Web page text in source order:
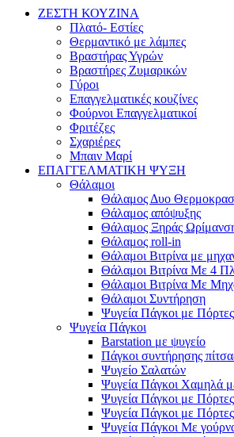
ΖΕΣΤΗ ΚΟΥΖΙΝΑ
Πλατό- Εστίες
Θερμαντικό με λάμπες
Βραστήρας Υγρών
Βραστήρες Ζυμαρικών
Γύροι
Επαγγελματικές κουζίνες
Φούρνοι Επαγγελματικοί
Φριτέζες
Σχαριέρες
Μπαιν Μαρί
ΕΠΑΓΓΕΛΜΑΤΙΚΗ ΨΥΞΗ
Θάλαμοι
Θάλαμος Δυο
Θάλαμος απόψυξης
Θάλαμος Ξηράς
Θάλαμος roll-in
Θάλαμοι Βιτρίνα με
Θάλαμοι Βιτρίνα Με 4
Θάλαμοι Βιτρίνα Με
Θάλαμοι Συντήρηση
Ψυγεία Πάγκοι με
Ψυγεία Πάγκοι
Barstation με ψυγείο
Πάγκοι συντήρησης
Ψυγείο Σαλατών
Ψυγεία Πάγκοι Χαμηλά
Ψυγεία Πάγκοι με
Ψυγεία Πάγκοι με
Ψυγεία Πάγκοι Με